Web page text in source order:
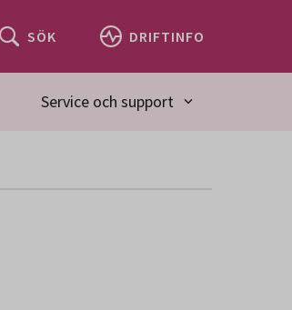
SÖK DRIFTINFO
Service och support